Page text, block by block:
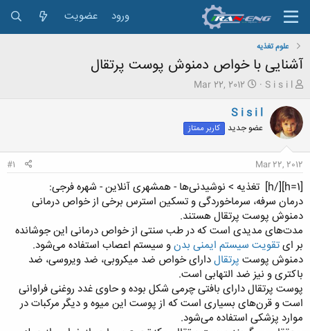
ورود عضویت
علوم تغذیه
آشنایی با خواص دمنوش پوست پرتقال
ش
و
ع
ک
ه
م
و
ض
و
ع
S i s i l
ت
ر
خ
ع
Mar 22, 2012
S i s i l
عضو جدید کاربر ممتاز
Mar 22, 2012
#1
[h=1][/h]
تغذیه > نوشیدنی‌ها - همشهری آنلاین - شهره فرجی:
درمان سرفه، سرماخوردگی و تسکین استرس برخی از خواص درمانی
دمنوش پوست پرتقال هستند.
مدت‌های مدیدی است که در طب سنتی از خواص درمانی این جوشانده
بر ایتقویت سیستم ایمنی بدنو سیستم اعصاب استفاده می‌شود.
دمنوش پوست پرتقالدارای خواص ضد میکروبی، ضد ویروسی، ضد
باکتری و نیز ضد التهابی است.
پوست پرتقال دارای بافتی چرمی شکل بوده و حاوی غدد روغنی فراوانی
است و قرن‌های بسیاری است که از پوست این میوه و دیگر مرکبات در
موارد پزشکی استفاده می‌شود.